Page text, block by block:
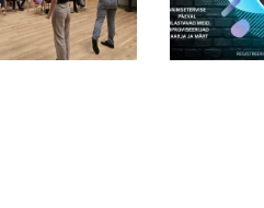
Rustic
Fall